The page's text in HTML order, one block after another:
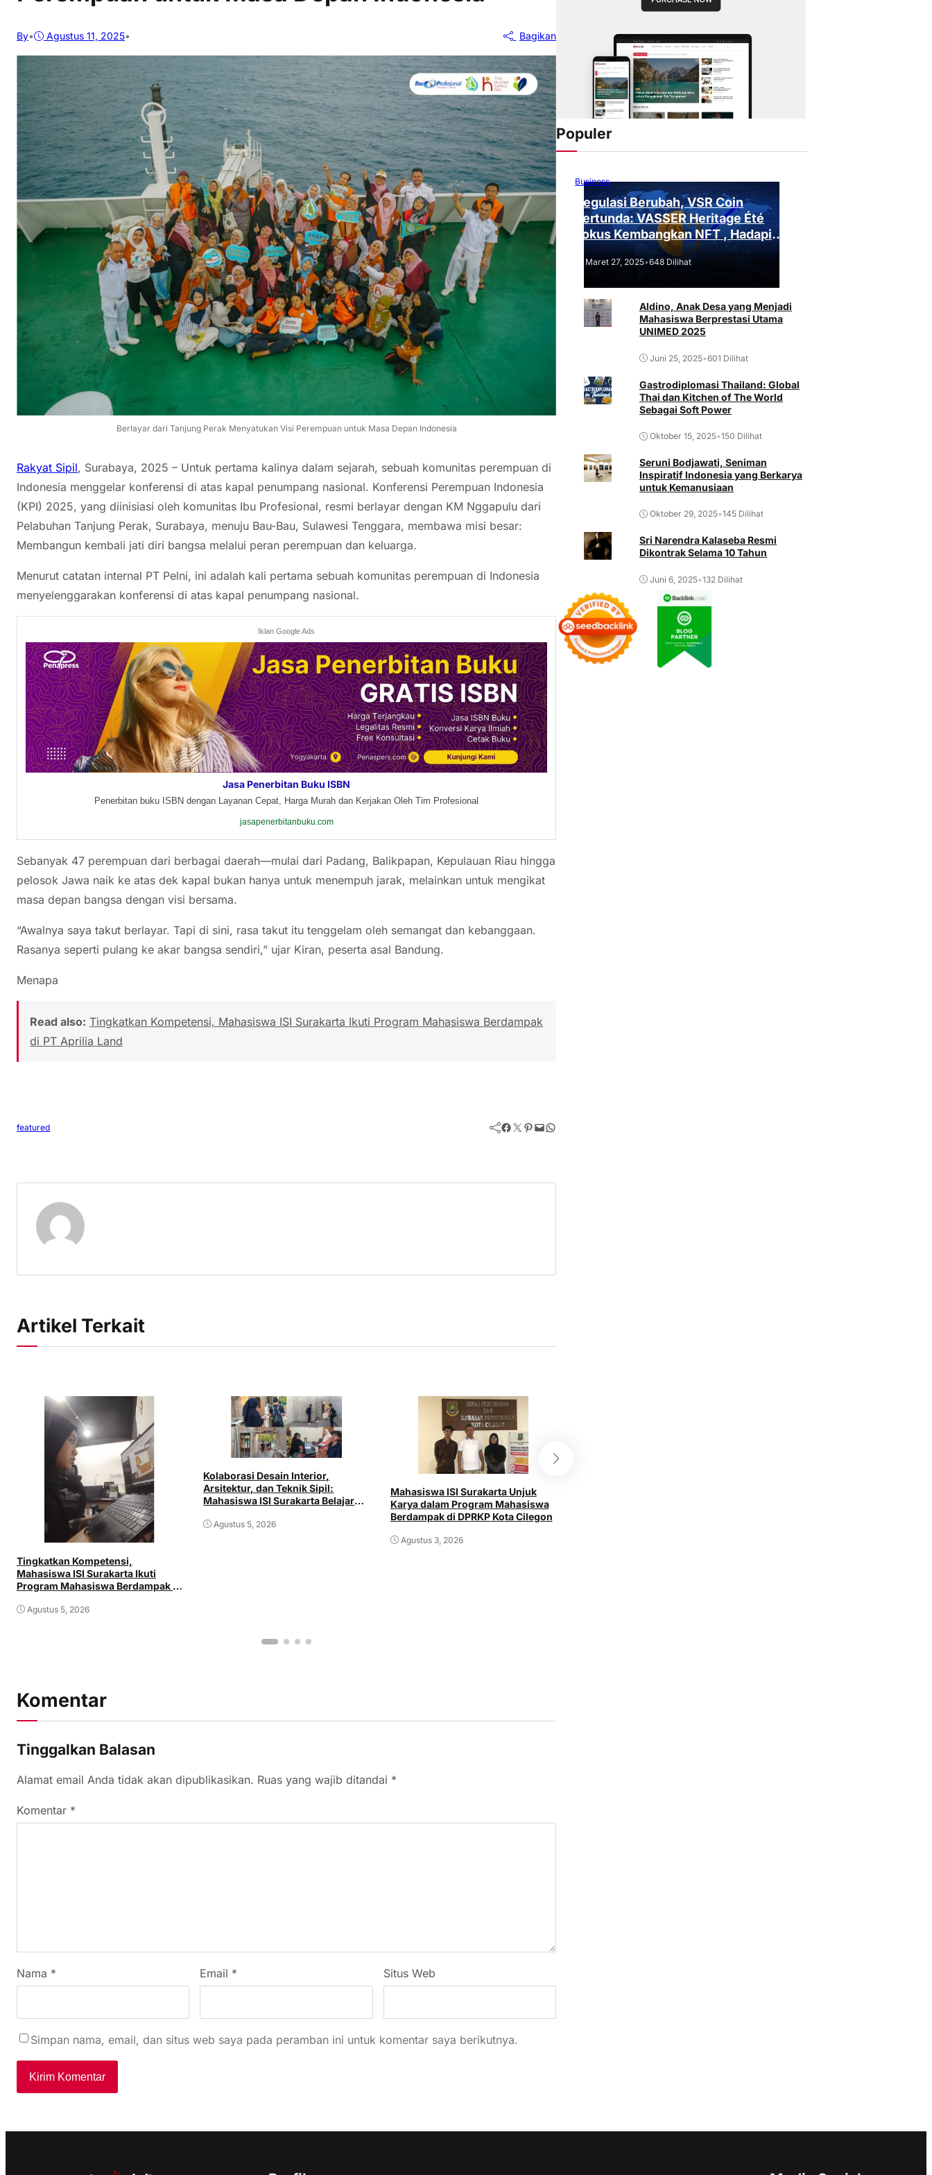
By• Agustus 11, 2025• Bagikan
Berlayar dari Tanjung Perak Menyatukan Visi Perempuan untuk Masa Depan Indonesia
Rakyat Sipil, Surabaya, 2025 – Untuk pertama kalinya dalam sejarah, sebuah komunitas perempuan di
Indonesia menggelar konferensi di atas kapal penumpang nasional. Konferensi Perempuan Indonesia
(KPI) 2025, yang diinisiasi oleh komunitas Ibu Profesional, resmi berlayar dengan KM Nggapulu dari
Pelabuhan Tanjung Perak, Surabaya, menuju Bau-Bau, Sulawesi Tenggara, membawa misi besar:
Membangun kembali jati diri bangsa melalui peran perempuan dan keluarga.
Menurut catatan internal PT Pelni, ini adalah kali pertama sebuah komunitas perempuan di Indonesia
menyelenggarakan konferensi di atas kapal penumpang nasional.
Iklan Google Ads
Jasa Penerbitan Buku ISBN
Penerbitan buku ISBN dengan Layanan Cepat, Harga Murah dan Kerjakan Oleh Tim Profesional
jasapenerbitanbuku.com
Sebanyak 47 perempuan dari berbagai daerah—mulai dari Padang, Balikpapan, Kepulauan Riau hingga
pelosok Jawa naik ke atas dek kapal bukan hanya untuk menempuh jarak, melainkan untuk mengikat
masa depan bangsa dengan visi bersama.
“Awalnya saya takut berlayar. Tapi di sini, rasa takut itu tenggelam oleh semangat dan kebanggaan.
Rasanya seperti pulang ke akar bangsa sendiri,” ujar Kiran, peserta asal Bandung.
Menapa
Read also: Tingkatkan Kompetensi, Mahasiswa ISI Surakarta Ikuti Program Mahasiswa Berdampak
di PT Aprilia Land
featured Facebook Twitter Pinterest Mail WhatsApp
Artikel Terkait
Tingkatkan Kompetensi,
Mahasiswa ISI Surakarta Ikuti
Program Mahasiswa Berdampak di
Agustus 5, 2026
Kolaborasi Desain Interior,
Arsitektur, dan Teknik Sipil:
Mahasiswa ISI Surakarta Belajar
Agustus 5, 2026
Mahasiswa ISI Surakarta Unjuk
Karya dalam Program Mahasiswa
Berdampak di DPRKP Kota Cilegon
Agustus 3, 2026
Komentar
Tinggalkan Balasan
Alamat email Anda tidak akan dipublikasikan. Ruas yang wajib ditandai *
Komentar *
Nama * Email * Situs Web
Simpan nama, email, dan situs web saya pada peramban ini untuk komentar saya berikutnya.
Populer
Business
Regulasi Berubah, VSR Coin
Tertunda: VASSER Heritage Été
Fokus Kembangkan NFT , Hadapi
Tantangan Regulasi!
Maret 27, 2025•648 Dilihat
Aldino, Anak Desa yang Menjadi
Mahasiswa Berprestasi Utama
UNIMED 2025
Juni 25, 2025•601 Dilihat
Gastrodiplomasi Thailand: Global
Thai dan Kitchen of The World
Sebagai Soft Power
Oktober 15, 2025•150 Dilihat
Seruni Bodjawati, Seniman
Inspiratif Indonesia yang Berkarya
untuk Kemanusiaan
Oktober 29, 2025•145 Dilihat
Sri Narendra Kalaseba Resmi
Dikontrak Selama 10 Tahun
Juni 6, 2025•132 Dilihat